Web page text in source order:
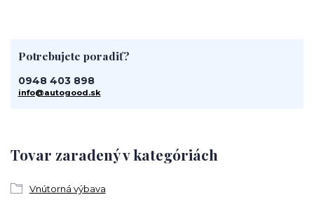
Tovar zaradený v kategóriách
Vnútorná výbava
Potrebujete poradiť?
0948 403 898
info@autogood.sk